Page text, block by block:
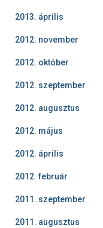
2013. április
2012. november
2012. október
2012. szeptember
2012. augusztus
2012. május
2012. április
2012. február
2011. szeptember
2011. augusztus